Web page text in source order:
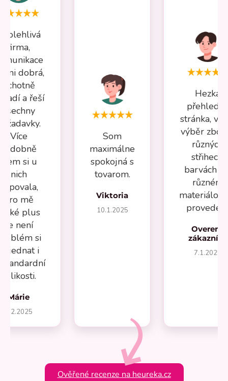
firma,
dobrá,
ochotně
a řeší
všechny
Více
nádobně
jsem si u
nich
pro mě
plus
že není
si
i
velikosti.
Márie
1.2.2025
Som
maximálne
spokojná s
tovarom.
Viktoria
10.1.2025
Hezká
stránka,
výběr
různých
střihech,
barvách a
různém
Overený
zákazník
7.1.2025
Ověřené recenze na heureka.cz